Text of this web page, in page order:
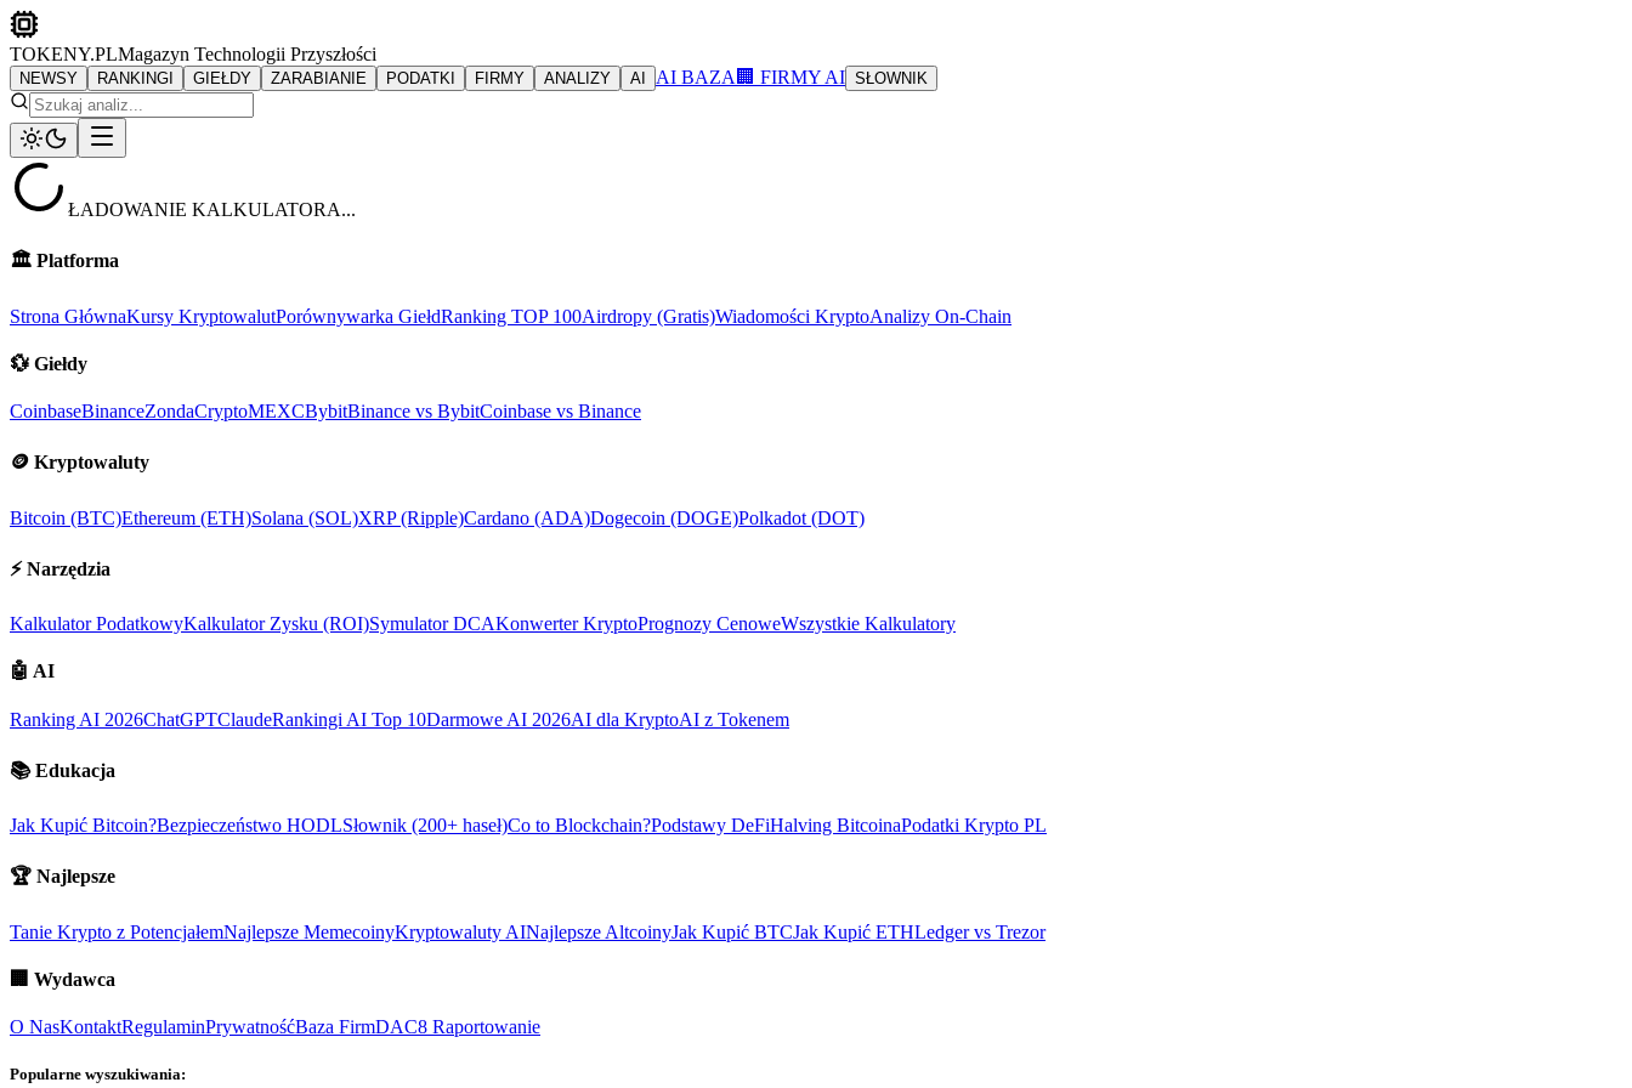
TOKENY.PLMagazyn Technologii Przyszłości
NEWSY RANKINGI GIEŁDY ZARABIANIE PODATKI FIRMY ANALIZY AI AI BAZA 🏢 FIRMY AI SŁOWNIK
ŁADOWANIE KALKULATORA...
🏛️ Platforma
Strona GłównaKursy KryptowalutPorównywarka GiełdRanking TOP 100Airdropy (Gratis)Wiadomości KryptoAnalizy On-Chain
💱 Giełdy
CoinbaseBinanceZondaCryptoMEXCBybitBinance vs BybitCoinbase vs Binance
🪙 Kryptowaluty
Bitcoin (BTC)Ethereum (ETH)Solana (SOL)XRP (Ripple)Cardano (ADA)Dogecoin (DOGE)Polkadot (DOT)
⚡ Narzędzia
Kalkulator PodatkowyKalkulator Zysku (ROI)Symulator DCAKonwerter KryptoPrognozy CenoweWszystkie Kalkulatory
🤖 AI
Ranking AI 2026ChatGPTClaudeRankingi AI Top 10Darmowe AI 2026AI dla KryptoAI z Tokenem
📚 Edukacja
Jak Kupić Bitcoin?Bezpieczeństwo HODLSłownik (200+ haseł)Co to Blockchain?Podstawy DeFiHalving BitcoinaPodatki Krypto PL
🏆 Najlepsze
Tanie Krypto z PotencjałemNajlepsze MemecoinyKryptowaluty AINajlepsze AltcoinyJak Kupić BTCJak Kupić ETHLedger vs Trezor
🏢 Wydawca
O NasKontaktRegulaminPrywatnośćBaza FirmDAC8 Raportowanie
Popularne wyszukiwania: